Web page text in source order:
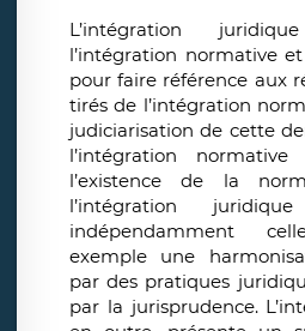
L’intégration
l’intégration normative
pour faire référence aux
tirés de l’intégration
judiciarisation de cette
l’intégration
l’existence de la
l’intégration
indépendamment
exemple une
par des pratiques
par la jurisprudence.